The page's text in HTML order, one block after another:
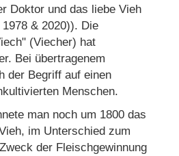
Doktor und das liebe Vieh
& 2020)). Die
(Viecher) hat
Bei übertragenem
der Begriff auf einen
Menschen.
man noch um 1800 das
im Unterschied zum
der Fleischgewinnung